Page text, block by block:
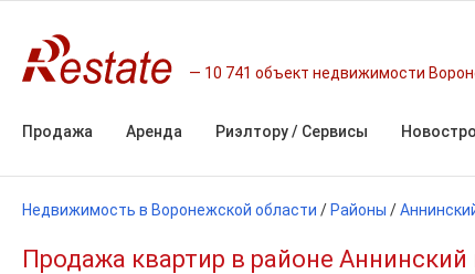
10 741 объект недвижимости
Продажа Аренда Риэлтору / Сервисы
Недвижимость в Воронежской области / Районы /
Продажа квартир в районе